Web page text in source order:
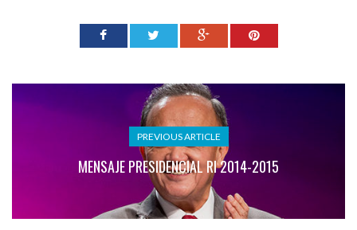
PREVIOUS ARTICLE
MENSAJE PRESIDENCIAL RI 2014-2015